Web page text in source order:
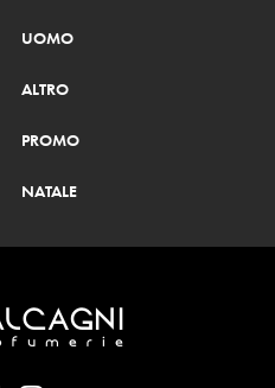
UOMO
ALTRO
PROMO
NATALE